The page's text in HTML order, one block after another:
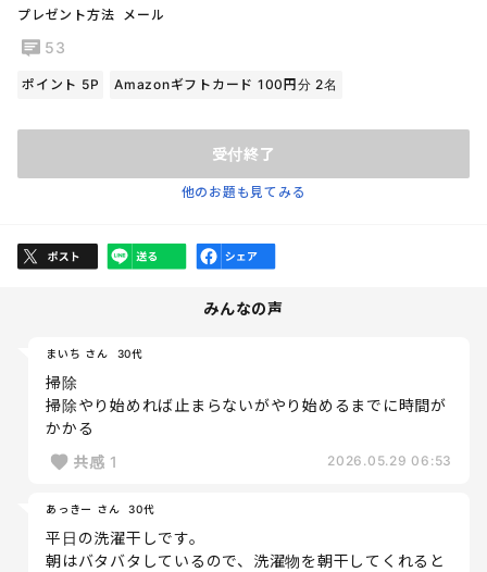
プレゼント方法
メール
53
ポイント 5P Amazonギフトカード 100円分 2名
受付終了
他のお題も見てみる
みんなの声
まいち さん 30代
掃除
掃除やり始めれば止まらないがやり始めるまでに時間が
かかる
共感 1 2026.05.29 06:53
あっきー さん 30代
平日の洗濯干しです。
朝はバタバタしているので、洗濯物を朝干してくれると